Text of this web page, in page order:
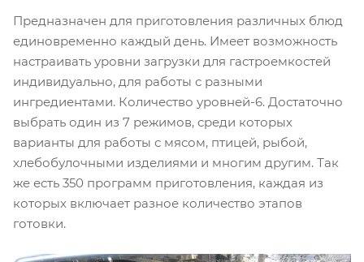
Предназначен для приготовления различных блюд
единовременно каждый день. Имеет возможность
настраивать уровни загрузки для гастроемкостей
индивидуально, для работы с разными
ингредиентами. Количество уровней-6. Достаточно
выбрать один из 7 режимов, среди которых
варианты для работы с мясом, птицей, рыбой,
хлебобулочными изделиями и многим другим. Так
же есть 350 программ приготовления, каждая из
которых включает разное количество этапов
готовки.